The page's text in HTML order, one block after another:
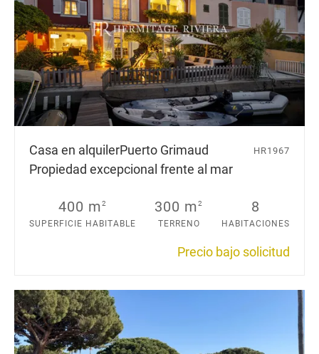
Casa en alquilerPuerto Grimaud
Propiedad excepcional frente al mar
HR1967
400 m2
SUPERFICIE HABITABLE
300 m2
TERRENO
8
HABITACIONES
Precio bajo solicitud